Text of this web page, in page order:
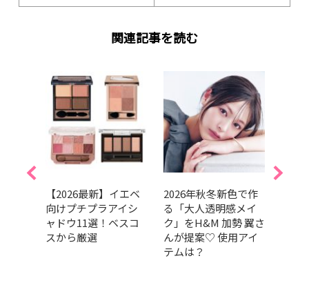
関連記事を読む
【2026最新】イエベ
向けプチプラアイシ
ャドウ11選！ベスコ
スから厳選
2026年秋冬新色で作
る「大人透明感メイ
ク」をH&M 加勢 翼さ
んが提案♡ 使用アイ
テムは？